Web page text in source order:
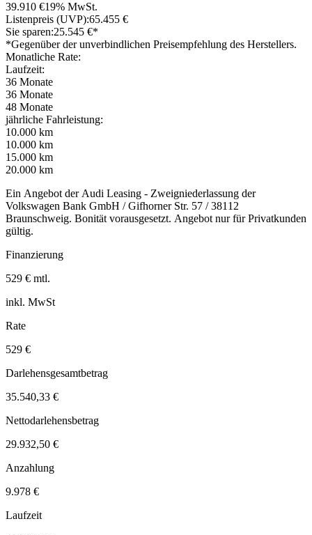
39.910 €19% MwSt.
Listenpreis (UVP):65.455 €
Sie sparen:25.545 €*
*Gegenüber der unverbindlichen Preisempfehlung des Herstellers.
Monatliche Rate:
Laufzeit:
36 Monate
36 Monate
48 Monate
jährliche Fahrleistung:
10.000 km
10.000 km
15.000 km
20.000 km
Ein Angebot der Audi Leasing - Zweigniederlassung der
Volkswagen Bank GmbH / Gifhorner Str. 57 / 38112
Braunschweig. Bonität vorausgesetzt. Angebot nur für Privatkunden
gültig.
Finanzierung
529 € mtl.
inkl. MwSt
Rate
529 €
Darlehensgesamtbetrag
35.540,33 €
Nettodarlehensbetrag
29.932,50 €
Anzahlung
9.978 €
Laufzeit